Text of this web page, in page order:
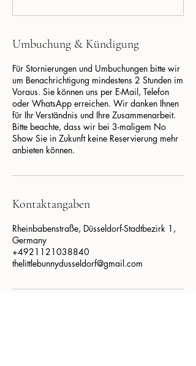
Umbuchung & Kündigung
Für Stornierungen und Umbuchungen bitte wir
um Benachrichtigung mindestens 2 Stunden im
Voraus. Sie können uns per E-Mail, Telefon
oder WhatsApp erreichen. Wir danken Ihnen
für Ihr Verständnis und Ihre Zusammenarbeit.
Bitte beachte, dass wir bei 3-maligem No
Show Sie in Zukunft keine Reservierung mehr
anbieten können.
Kontaktangaben
Rheinbabenstraße, Düsseldorf-Stadtbezirk 1,
Germany
+4921121038840
thelittlebunnydusseldorf@gmail.com